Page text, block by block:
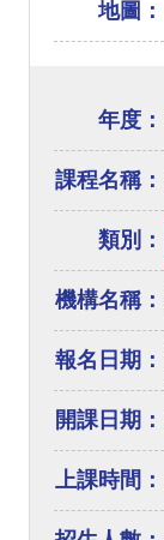
地圖：
年度：
課程名稱：
類別：
機構名稱：
報名日期：
開課日期：
上課時間：